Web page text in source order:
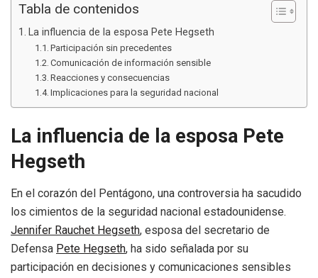
Tabla de contenidos
La influencia de la esposa Pete Hegseth
Participación sin precedentes
Comunicación de información sensible
Reacciones y consecuencias
Implicaciones para la seguridad nacional
La influencia de la esposa Pete
Hegseth
En el corazón del Pentágono, una controversia ha sacudido
los cimientos de la seguridad nacional estadounidense.
Jennifer Rauchet Hegseth, esposa del secretario de
Defensa Pete Hegseth, ha sido señalada por su
participación en decisiones y comunicaciones sensibles